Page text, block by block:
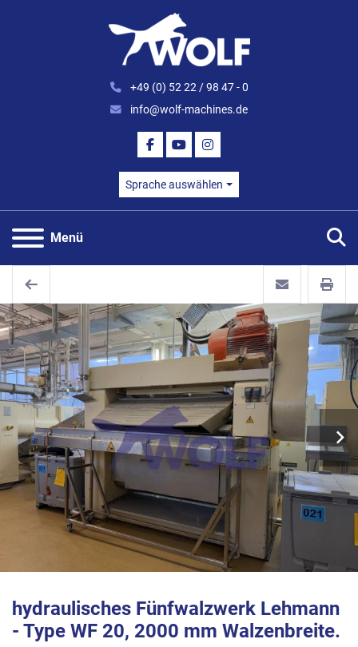
+49 (0) 52 22 / 98 47 - 0
info@wolf-machines.de
FACEBOOK
YOUTUBEINSTAGRAM
Sprache auswählen
Menü
hydraulisches Fünfwalzwerk Lehmann
- Type WF 20, 2000 mm Walzenbreite.